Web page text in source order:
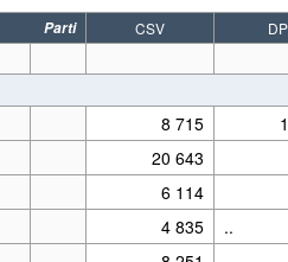
Parti CSV
DP
8 715
20 643
6 114
4 835 ..